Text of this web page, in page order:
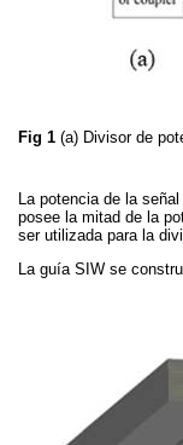
Fig 1 (a) Divisor de
La potencia de la
posee la mitad de la
ser utilizada para la
La guía SIW se